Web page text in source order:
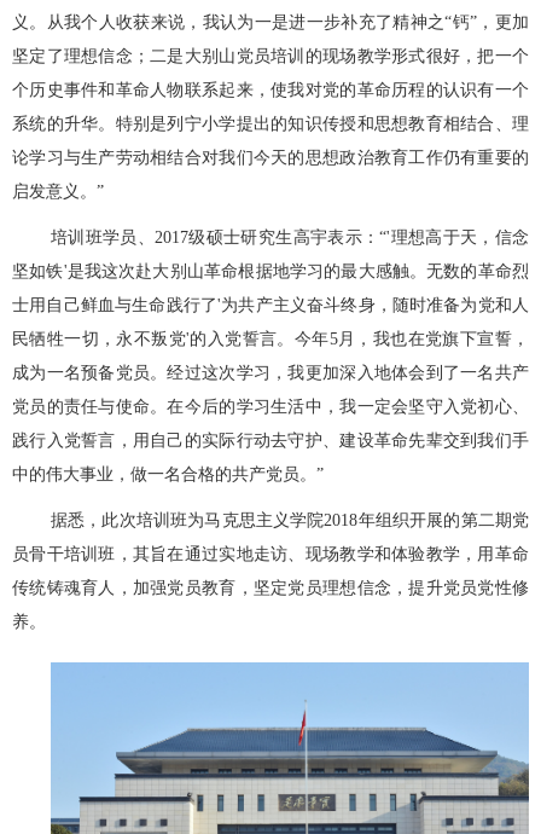
义。从我个人收获来说，我认为一是进一步补充了精神之“钙”，更加
坚定了理想信念；二是大别山党员培训的现场教学形式很好，把一个
个历史事件和革命人物联系起来，使我对党的革命历程的认识有一个
系统的升华。特别是列宁小学提出的知识传授和思想教育相结合、理
论学习与生产劳动相结合对我们今天的思想政治教育工作仍有重要的
启发意义。”
培训班学员、2017级硕士研究生高宇表示：“'理想高于天，信念
坚如铁'是我这次赴大别山革命根据地学习的最大感触。无数的革命烈
士用自己鲜血与生命践行了'为共产主义奋斗终身，随时准备为党和人
民牺牲一切，永不叛党'的入党誓言。今年5月，我也在党旗下宣誓，
成为一名预备党员。经过这次学习，我更加深入地体会到了一名共产
党员的责任与使命。在今后的学习生活中，我一定会坚守入党初心、
践行入党誓言，用自己的实际行动去守护、建设革命先辈交到我们手
中的伟大事业，做一名合格的共产党员。”
据悉，此次培训班为马克思主义学院2018年组织开展的第二期党
员骨干培训班，其旨在通过实地走访、现场教学和体验教学，用革命
传统铸魂育人，加强党员教育，坚定党员理想信念，提升党员党性修
养。